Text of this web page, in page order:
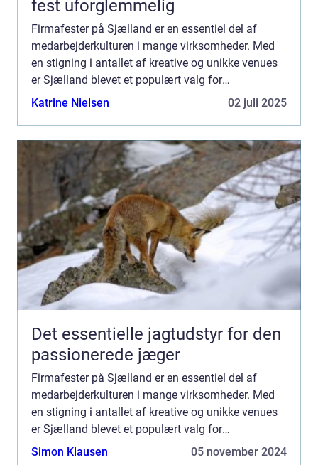
fest uforglemmelig
Firmafester på Sjælland er en essentiel del af
medarbejderkulturen i mange virksomheder. Med
en stigning i antallet af kreative og unikke venues
er Sjælland blevet et populært valg for
virksomheder, der ønsker at holde ...
Katrine Nielsen 02 juli 2025
Det essentielle jagtudstyr for den
passionerede jæger
Firmafester på Sjælland er en essentiel del af
medarbejderkulturen i mange virksomheder. Med
en stigning i antallet af kreative og unikke venues
er Sjælland blevet et populært valg for
virksomheder, der ønsker at holde ...
Simon Klausen 05 november 2024